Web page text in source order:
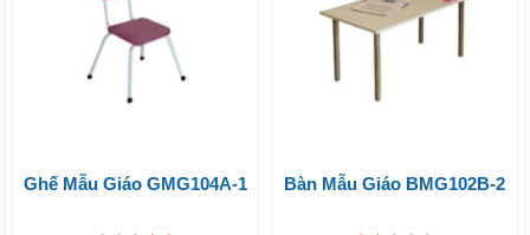
Ghế Mẫu Giáo GMG104A-1 Bàn Mẫu Giáo BMG102B-2